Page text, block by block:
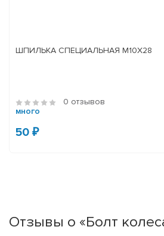
ШПИЛЬКА СПЕЦИАЛЬНАЯ М10Х28
0 отзывов
много
50 ₽
Отзывы о «Болт